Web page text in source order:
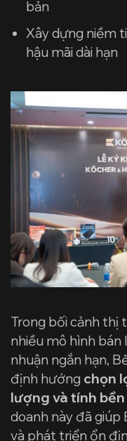
bản
Xây dựng niềm
hậu mãi dài hạn
Trong bối cảnh thị
nhiều mô hình bán
nhuận ngắn hạn,
định hướng chọn
lượng và tính
doanh này đã
và phát triển ổn